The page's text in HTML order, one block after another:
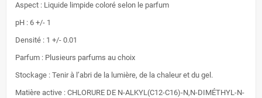
Aspect : Liquide limpide coloré selon le parfum
pH : 6 +/- 1
Densité : 1 +/- 0.01
Parfum : Plusieurs parfums au choix
Stockage : Tenir à l’abri de la lumière, de la chaleur et du gel.
Matière active : CHLORURE DE N-ALKYL(C12-C16)-N,N-DIMÉTHYL-N-